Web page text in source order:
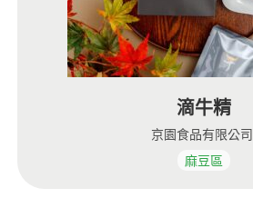
滴牛精
京園食品有限公司
麻豆區